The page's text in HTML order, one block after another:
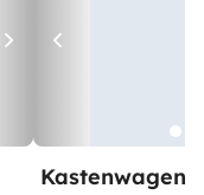
Kastenwagen